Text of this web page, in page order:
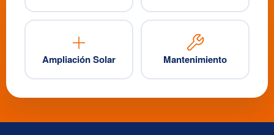
Ampliación Solar Mantenimiento